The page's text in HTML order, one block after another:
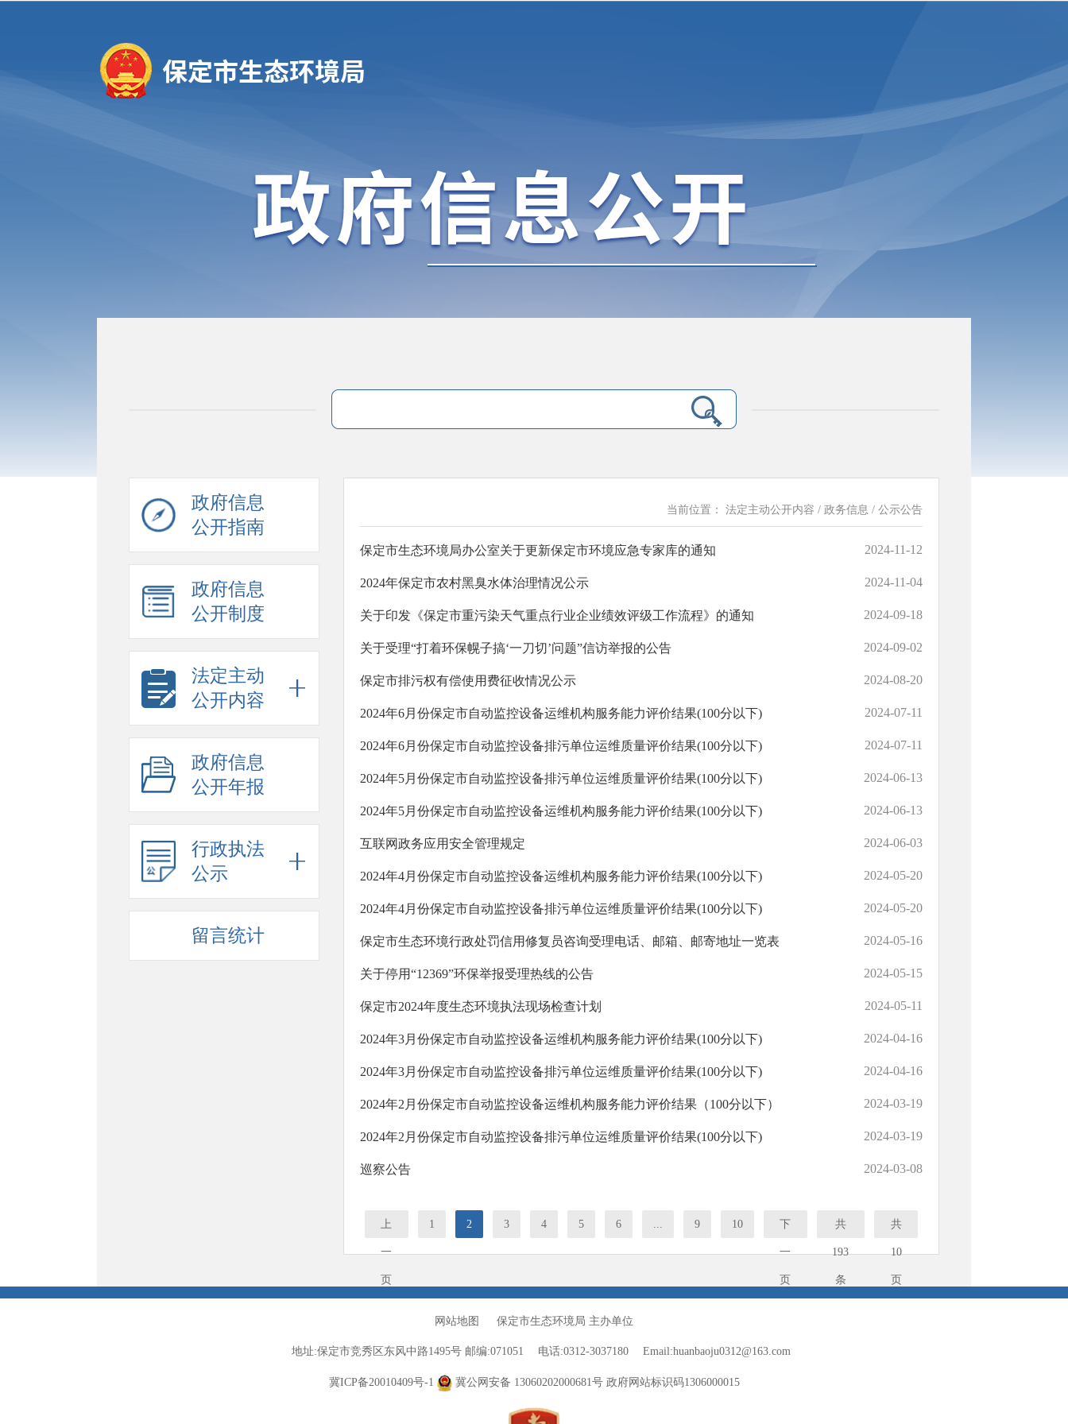
政府信息
公开指南
政府信息
公开制度
法定主动
公开内容
政府信息
公开年报
行政执法
公示
留言统计
当前位置： 法定主动公开内容 / 政务信息 / 公示公告
保定市生态环境局办公室关于更新保定市环境应急专家库的通知 2024-11-12
2024年保定市农村黑臭水体治理情况公示 2024-11-04
关于印发《保定市重污染天气重点行业企业绩效评级工作流程》的通知 2024-09-18
关于受理“打着环保幌子搞‘一刀切’问题”信访举报的公告 2024-09-02
保定市排污权有偿使用费征收情况公示 2024-08-20
2024年6月份保定市自动监控设备运维机构服务能力评价结果(100分以下) 2024-07-11
2024年6月份保定市自动监控设备排污单位运维质量评价结果(100分以下) 2024-07-11
2024年5月份保定市自动监控设备排污单位运维质量评价结果(100分以下) 2024-06-13
2024年5月份保定市自动监控设备运维机构服务能力评价结果(100分以下) 2024-06-13
互联网政务应用安全管理规定 2024-06-03
2024年4月份保定市自动监控设备运维机构服务能力评价结果(100分以下) 2024-05-20
2024年4月份保定市自动监控设备排污单位运维质量评价结果(100分以下) 2024-05-20
保定市生态环境行政处罚信用修复员咨询受理电话、邮箱、邮寄地址一览表 2024-05-16
关于停用“12369”环保举报受理热线的公告 2024-05-15
保定市2024年度生态环境执法现场检查计划 2024-05-11
2024年3月份保定市自动监控设备运维机构服务能力评价结果(100分以下) 2024-04-16
2024年3月份保定市自动监控设备排污单位运维质量评价结果(100分以下) 2024-04-16
2024年2月份保定市自动监控设备运维机构服务能力评价结果（100分以下） 2024-03-19
2024年2月份保定市自动监控设备排污单位运维质量评价结果(100分以下) 2024-03-19
巡察公告 2024-03-08
上
一
页
1 2 3 4 5 6 ... 9 10 下
一
页
共
193
条
共
10
页
网站地图 保定市生态环境局 主办单位
地址:保定市竞秀区东风中路1495号 邮编:071051 电话:0312-3037180 Email:huanbaoju0312@163.com
冀ICP备20010409号-1 冀公网安备 13060202000681号 政府网站标识码1306000015